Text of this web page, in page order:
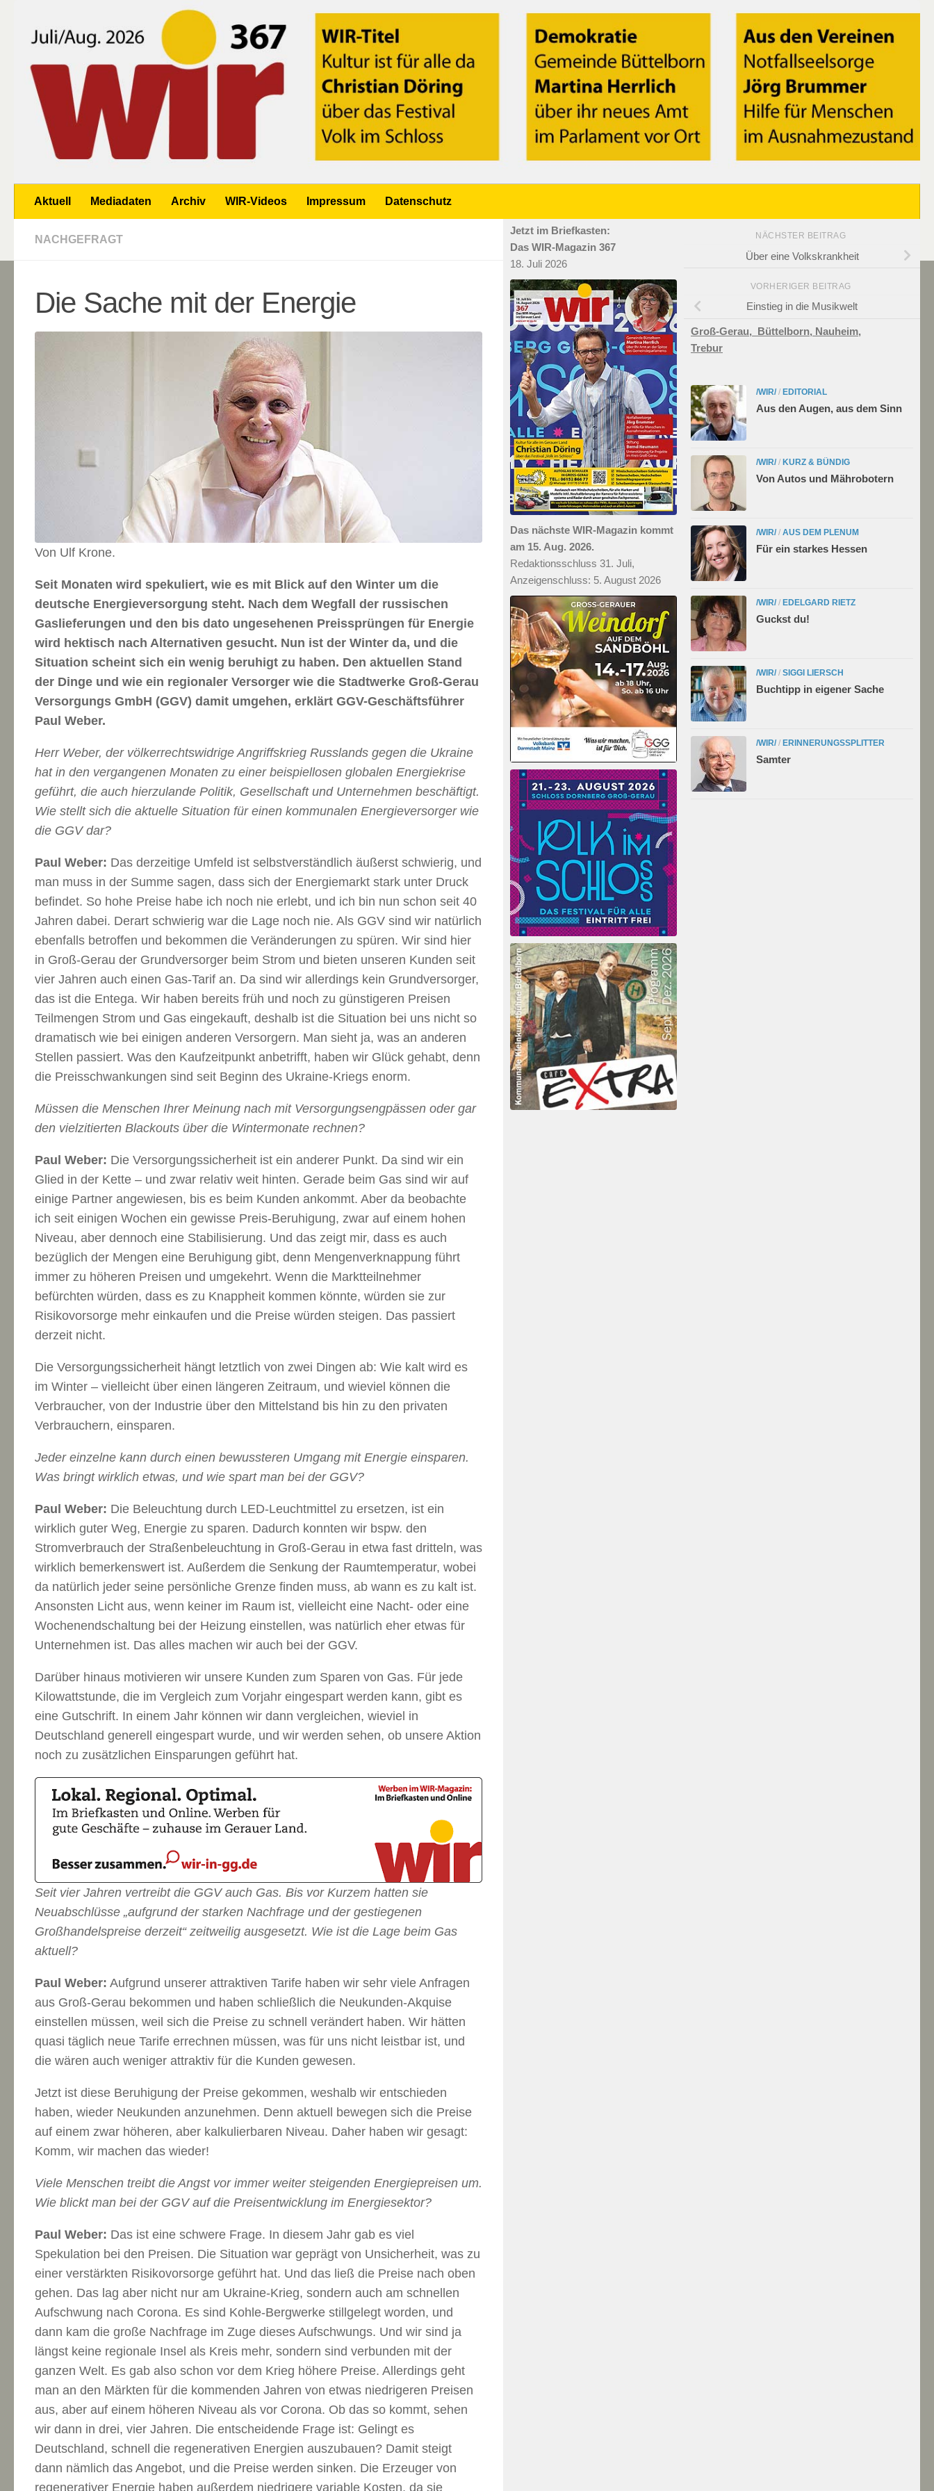
Aktuell Mediadaten Archiv WIR-Videos Impressum Datenschutz
NACHGEFRAGT
Die Sache mit der Energie
Von Ulf Krone.
Seit Monaten wird spekuliert, wie es mit Blick auf den Winter um die
deutsche Energieversorgung steht. Nach dem Wegfall der russischen
Gaslieferungen und den bis dato ungesehenen Preissprüngen für Energie
wird hektisch nach Alternativen gesucht. Nun ist der Winter da, und die
Situation scheint sich ein wenig beruhigt zu haben. Den aktuellen Stand
der Dinge und wie ein regionaler Versorger wie die Stadtwerke Groß-Gerau
Versorgungs GmbH (GGV) damit umgehen, erklärt GGV-Geschäftsführer
Paul Weber.
Herr Weber, der völkerrechtswidrige Angriffskrieg Russlands gegen die Ukraine
hat in den vergangenen Monaten zu einer beispiellosen globalen Energiekrise
geführt, die auch hierzulande Politik, Gesellschaft und Unternehmen beschäftigt.
Wie stellt sich die aktuelle Situation für einen kommunalen Energieversorger wie
die GGV dar?
Paul Weber: Das derzeitige Umfeld ist selbstverständlich äußerst schwierig, und
man muss in der Summe sagen, dass sich der Energiemarkt stark unter Druck
befindet. So hohe Preise habe ich noch nie erlebt, und ich bin nun schon seit 40
Jahren dabei. Derart schwierig war die Lage noch nie. Als GGV sind wir natürlich
ebenfalls betroffen und bekommen die Veränderungen zu spüren. Wir sind hier
in Groß-Gerau der Grundversorger beim Strom und bieten unseren Kunden seit
vier Jahren auch einen Gas-Tarif an. Da sind wir allerdings kein Grundversorger,
das ist die Entega. Wir haben bereits früh und noch zu günstigeren Preisen
Teilmengen Strom und Gas eingekauft, deshalb ist die Situation bei uns nicht so
dramatisch wie bei einigen anderen Versorgern. Man sieht ja, was an anderen
Stellen passiert. Was den Kaufzeitpunkt anbetrifft, haben wir Glück gehabt, denn
die Preisschwankungen sind seit Beginn des Ukraine-Kriegs enorm.
Müssen die Menschen Ihrer Meinung nach mit Versorgungsengpässen oder gar
den vielzitierten Blackouts über die Wintermonate rechnen?
Paul Weber: Die Versorgungssicherheit ist ein anderer Punkt. Da sind wir ein
Glied in der Kette – und zwar relativ weit hinten. Gerade beim Gas sind wir auf
einige Partner angewiesen, bis es beim Kunden ankommt. Aber da beobachte
ich seit einigen Wochen ein gewisse Preis-Beruhigung, zwar auf einem hohen
Niveau, aber dennoch eine Stabilisierung. Und das zeigt mir, dass es auch
bezüglich der Mengen eine Beruhigung gibt, denn Mengenverknappung führt
immer zu höheren Preisen und umgekehrt. Wenn die Marktteilnehmer
befürchten würden, dass es zu Knappheit kommen könnte, würden sie zur
Risikovorsorge mehr einkaufen und die Preise würden steigen. Das passiert
derzeit nicht.
Die Versorgungssicherheit hängt letztlich von zwei Dingen ab: Wie kalt wird es
im Winter – vielleicht über einen längeren Zeitraum, und wieviel können die
Verbraucher, von der Industrie über den Mittelstand bis hin zu den privaten
Verbrauchern, einsparen.
Jeder einzelne kann durch einen bewussteren Umgang mit Energie einsparen.
Was bringt wirklich etwas, und wie spart man bei der GGV?
Paul Weber: Die Beleuchtung durch LED-Leuchtmittel zu ersetzen, ist ein
wirklich guter Weg, Energie zu sparen. Dadurch konnten wir bspw. den
Stromverbrauch der Straßenbeleuchtung in Groß-Gerau in etwa fast dritteln, was
wirklich bemerkenswert ist. Außerdem die Senkung der Raumtemperatur, wobei
da natürlich jeder seine persönliche Grenze finden muss, ab wann es zu kalt ist.
Ansonsten Licht aus, wenn keiner im Raum ist, vielleicht eine Nacht- oder eine
Wochenendschaltung bei der Heizung einstellen, was natürlich eher etwas für
Unternehmen ist. Das alles machen wir auch bei der GGV.
Darüber hinaus motivieren wir unsere Kunden zum Sparen von Gas. Für jede
Kilowattstunde, die im Vergleich zum Vorjahr eingespart werden kann, gibt es
eine Gutschrift. In einem Jahr können wir dann vergleichen, wieviel in
Deutschland generell eingespart wurde, und wir werden sehen, ob unsere Aktion
noch zu zusätzlichen Einsparungen geführt hat.
Seit vier Jahren vertreibt die GGV auch Gas. Bis vor Kurzem hatten sie
Neuabschlüsse „aufgrund der starken Nachfrage und der gestiegenen
Großhandelspreise derzeit“ zeitweilig ausgesetzt. Wie ist die Lage beim Gas
aktuell?
Paul Weber: Aufgrund unserer attraktiven Tarife haben wir sehr viele Anfragen
aus Groß-Gerau bekommen und haben schließlich die Neukunden-Akquise
einstellen müssen, weil sich die Preise zu schnell verändert haben. Wir hätten
quasi täglich neue Tarife errechnen müssen, was für uns nicht leistbar ist, und
die wären auch weniger attraktiv für die Kunden gewesen.
Jetzt ist diese Beruhigung der Preise gekommen, weshalb wir entschieden
haben, wieder Neukunden anzunehmen. Denn aktuell bewegen sich die Preise
auf einem zwar höheren, aber kalkulierbaren Niveau. Daher haben wir gesagt:
Komm, wir machen das wieder!
Viele Menschen treibt die Angst vor immer weiter steigenden Energiepreisen um.
Wie blickt man bei der GGV auf die Preisentwicklung im Energiesektor?
Paul Weber: Das ist eine schwere Frage. In diesem Jahr gab es viel
Spekulation bei den Preisen. Die Situation war geprägt von Unsicherheit, was zu
einer verstärkten Risikovorsorge geführt hat. Und das ließ die Preise nach oben
gehen. Das lag aber nicht nur am Ukraine-Krieg, sondern auch am schnellen
Aufschwung nach Corona. Es sind Kohle-Bergwerke stillgelegt worden, und
dann kam die große Nachfrage im Zuge dieses Aufschwungs. Und wir sind ja
längst keine regionale Insel als Kreis mehr, sondern sind verbunden mit der
ganzen Welt. Es gab also schon vor dem Krieg höhere Preise. Allerdings geht
man an den Märkten für die kommenden Jahren von etwas niedrigeren Preisen
aus, aber auf einem höheren Niveau als vor Corona. Ob das so kommt, sehen
wir dann in drei, vier Jahren. Die entscheidende Frage ist: Gelingt es
Deutschland, schnell die regenerativen Energien auszubauen? Damit steigt
dann nämlich das Angebot, und die Preise werden sinken. Die Erzeuger von
regenerativer Energie haben außerdem niedrigere variable Kosten, da sie
NÄCHSTER BEITRAG
Über eine Volkskrankheit
VORHERIGER BEITRAG
Einstieg in die Musikwelt
Groß-Gerau, Büttelborn, Nauheim,
Trebur
/WIR/ / EDITORIAL
Aus den Augen, aus dem Sinn
/WIR/ / KURZ & BÜNDIG
Von Autos und Mährobotern
/WIR/ / AUS DEM PLENUM
Für ein starkes Hessen
/WIR/ / EDELGARD RIETZ
Guckst du!
/WIR/ / SIGGI LIERSCH
Buchtipp in eigener Sache
/WIR/ / ERINNERUNGSSPLITTER
Samter
Jetzt im Briefkasten:
Das WIR-Magazin 367
18. Juli 2026
Das nächste WIR-Magazin kommt
am 15. Aug. 2026.
Redaktionsschluss 31. Juli,
Anzeigenschluss: 5. August 2026